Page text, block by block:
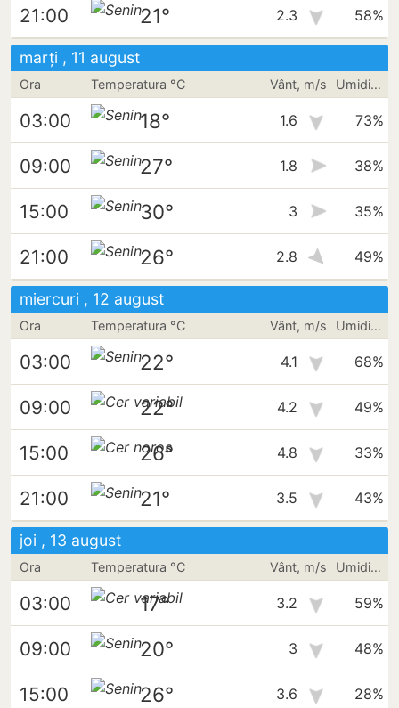
21:00 21° 2.3 58%
marți , 11 august
Ora Temperatura °C Vânt, m/s Umiditate
03:00 18° 1.6 73%
09:00 27° 1.8 38%
15:00 30° 3 35%
21:00 26° 2.8 49%
miercuri , 12 august
Ora Temperatura °C Vânt, m/s Umiditate
03:00 22° 4.1 68%
09:00 22° 4.2 49%
15:00 26° 4.8 33%
21:00 21° 3.5 43%
joi , 13 august
Ora Temperatura °C Vânt, m/s Umiditate
03:00 17° 3.2 59%
09:00 20° 3 48%
15:00 26° 3.6 28%